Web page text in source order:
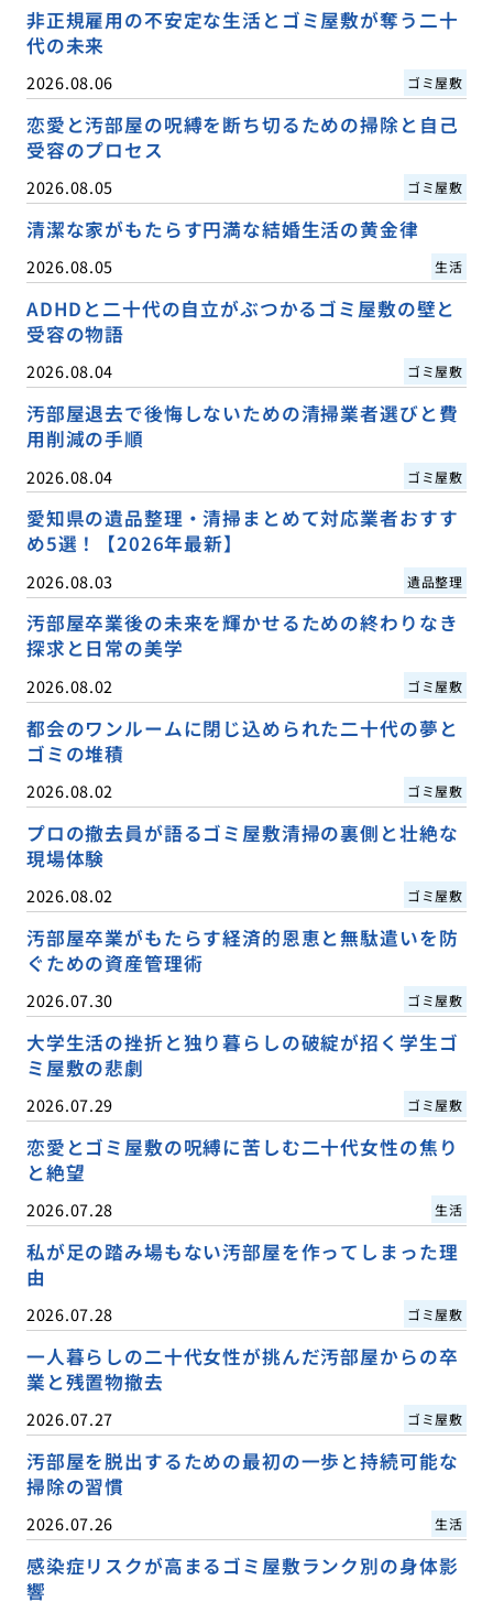
非正規雇用の不安定な生活とゴミ屋敷が奪う二十
代の未来
2026.08.06 ゴミ屋敷
恋愛と汚部屋の呪縛を断ち切るための掃除と自己
受容のプロセス
2026.08.05 ゴミ屋敷
清潔な家がもたらす円満な結婚生活の黄金律
2026.08.05 生活
ADHDと二十代の自立がぶつかるゴミ屋敷の壁と
受容の物語
2026.08.04 ゴミ屋敷
汚部屋退去で後悔しないための清掃業者選びと費
用削減の手順
2026.08.04 ゴミ屋敷
愛知県の遺品整理・清掃まとめて対応業者おすす
め5選！【2026年最新】
2026.08.03 遺品整理
汚部屋卒業後の未来を輝かせるための終わりなき
探求と日常の美学
2026.08.02 ゴミ屋敷
都会のワンルームに閉じ込められた二十代の夢と
ゴミの堆積
2026.08.02 ゴミ屋敷
プロの撤去員が語るゴミ屋敷清掃の裏側と壮絶な
現場体験
2026.08.02 ゴミ屋敷
汚部屋卒業がもたらす経済的恩恵と無駄遣いを防
ぐための資産管理術
2026.07.30 ゴミ屋敷
大学生活の挫折と独り暮らしの破綻が招く学生ゴ
ミ屋敷の悲劇
2026.07.29 ゴミ屋敷
恋愛とゴミ屋敷の呪縛に苦しむ二十代女性の焦り
と絶望
2026.07.28 生活
私が足の踏み場もない汚部屋を作ってしまった理
由
2026.07.28 ゴミ屋敷
一人暮らしの二十代女性が挑んだ汚部屋からの卒
業と残置物撤去
2026.07.27 ゴミ屋敷
汚部屋を脱出するための最初の一歩と持続可能な
掃除の習慣
2026.07.26 生活
感染症リスクが高まるゴミ屋敷ランク別の身体影
響